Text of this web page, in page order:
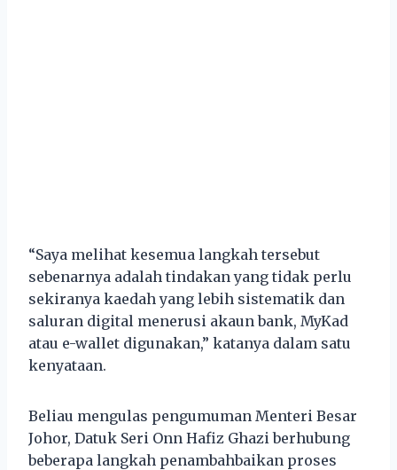
“Saya melihat kesemua langkah tersebut
sebenarnya adalah tindakan yang tidak perlu
sekiranya kaedah yang lebih sistematik dan
saluran digital menerusi akaun bank, MyKad
atau e-wallet digunakan,” katanya dalam satu
kenyataan.
Beliau mengulas pengumuman Menteri Besar
Johor, Datuk Seri Onn Hafiz Ghazi berhubung
beberapa langkah penambahbaikan proses